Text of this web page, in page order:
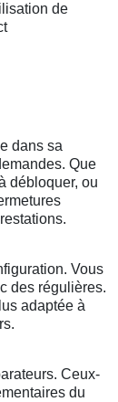
de
dans sa
Que
débloquer, ou
Vous
des régulières.
adaptée à
Ceux-
du